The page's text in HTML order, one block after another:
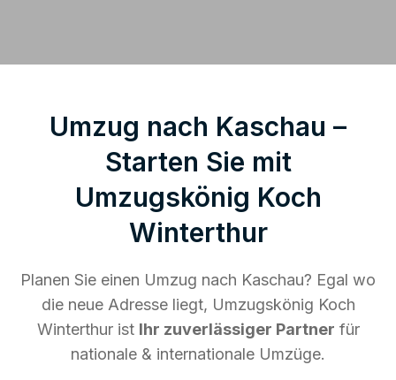
Umzug nach Kaschau –
Starten Sie mit
Umzugskönig Koch
Winterthur
Planen Sie einen Umzug nach Kaschau? Egal wo
die neue Adresse liegt, Umzugskönig Koch
Winterthur ist Ihr zuverlässiger Partner für
nationale & internationale Umzüge.